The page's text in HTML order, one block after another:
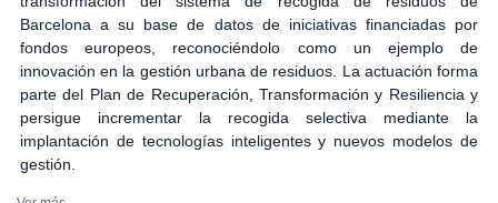
Barcelona a su base de datos de iniciativas financiadas por
fondos europeos, reconociéndolo como un ejemplo de
innovación en la gestión urbana de residuos. La actuación forma
parte del Plan de Recuperación, Transformación y Resiliencia y
persigue incrementar la recogida selectiva mediante la
implantación de tecnologías inteligentes y nuevos modelos de
gestión.